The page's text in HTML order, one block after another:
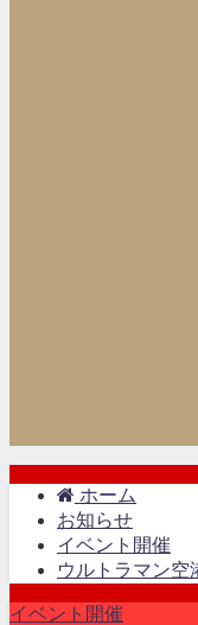
ホーム
お知らせ
イベント開催
ウルトラマン空
イベント開催